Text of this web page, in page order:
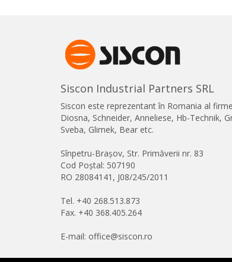
Siscon Industrial Partners SRL
Siscon este reprezentant în Romania al
Diosna, Schneider, Anneliese, Hb-Technik,
Sveba, Glimek, Bear etc.
Sînpetru-Brașov, Str. Primăverii nr. 83
Cod Poștal: 507190
RO 28084141, J08/245/2011
Tel. +40 268.513.873
Fax. +40 368.405.264
E-mail: office@siscon.ro